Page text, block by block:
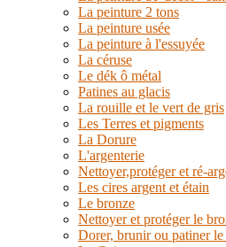
La peinture 2 tons
La peinture usée
La peinture à l'essuyée
La céruse
Le dék ô métal
Patines au glacis
La rouille et le vert de gris
Les Terres et pigments
La Dorure
L'argenterie
Nettoyer,protéger et ré-
Les cires argent et étain
Le bronze
Nettoyer et protéger le
Dorer, brunir ou patiner le